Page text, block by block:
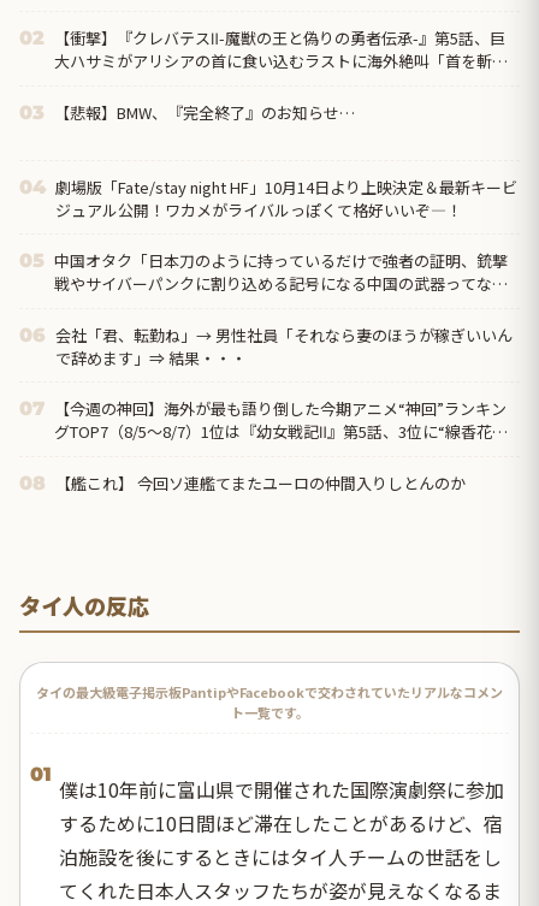
02
【衝撃】『クレバテスⅡ-魔獣の王と偽りの勇者伝承-』第5話、巨
大ハサミがアリシアの首に食い込むラストに海外絶叫「首を斬り
03 【悲報】BMW、『完全終了』のお知らせ…
04 劇場版「Fate/stay night HF」10月14日より上映決定＆最新キービ
ジュアル公開！ワカメがライバルっぽくて格好いいぞ―！
05 中国オタク「日本刀のように持っているだけで強者の証明、銃撃
戦やサイバーパンクに割り込める記号になる中国の武器ってなん
06 会社「君、転勤ね」→ 男性社員「それなら妻のほうが稼ぎいいん
で辞めます」⇒ 結果・・・
07
【今週の神回】海外が最も語り倒した今期アニメ“神回”ランキン
グTOP7（8/5〜8/7）1位は『幼女戦記Ⅱ』第5話、3位に“線香花火
08 【艦これ】 今回ソ連艦てまたユーロの仲間入りしとんのか
タイ人の反応
タイの最大級電子掲示板PantipやFacebookで交わされていたリアルなコメン
ト一覧です。
01
僕は10年前に富山県で開催された国際演劇祭に参加
するために10日間ほど滞在したことがあるけど、宿
泊施設を後にするときにはタイ人チームの世話をし
てくれた日本人スタッフたちが姿が見えなくなるま